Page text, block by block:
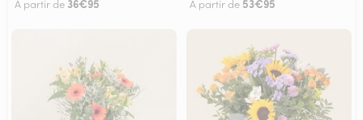
À partir de 36€95 À partir de 53€95